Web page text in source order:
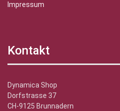
Impressum
Kontakt
Dynamica Shop
Dorfstrasse 37
CH-9125 Brunnadern